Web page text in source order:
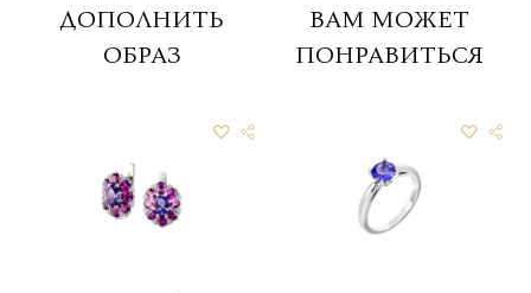
ДОПОЛНИТЬ
ОБРАЗ
ВАМ МОЖЕТ
ПОНРАВИТЬСЯ